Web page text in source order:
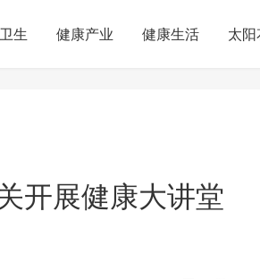
生 健康产业 健康生活 太
开展健康大讲堂